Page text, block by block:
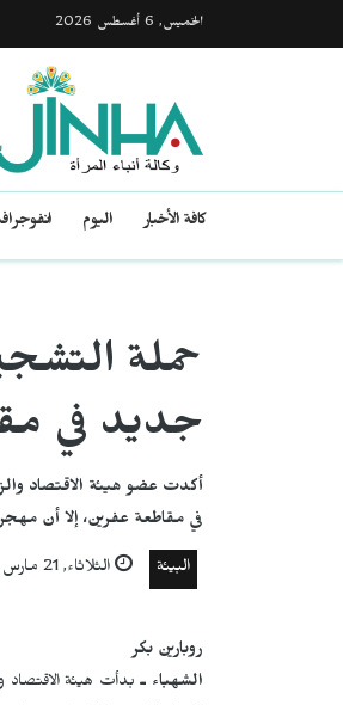
الخميس, 6 أغسطس 2026
كافة الأخبار اليوم
حملة
جديد في
أكدت عضو هيئة الاقتصاد
في مقاطعة عفرين، إلا أن
البيئة الثلاثاء, 21 مارس 2023, 08:03
روبارين بكر
الشهباء ـبدأت هيئة الاقتصاد